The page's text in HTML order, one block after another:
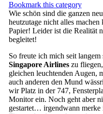
Bookmark this category
Wie schön sind die ganzen
heutzutage nicht alles
Papier! Leider ist die Realität
begleitet!
So freute ich mich seit
Singapore Airlineszu fliegen,
gleichen leuchtenden Augen,
auch anderen den Mund
wir Platz in der 747,
Monitor ein. Noch geht aber
gestartet… irgendwann merke